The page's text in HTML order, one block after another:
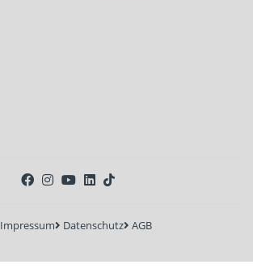
Impressum Datenschutz AGB